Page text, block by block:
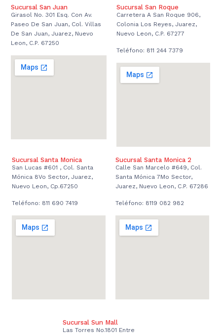
Sucursal San Juan
Girasol No. 301 Esq. Con Av.
Paseo De San Juan, Col. Villas
De San Juan, Juarez, Nuevo
Leon, C.P. 67250
Sucursal San Roque
Carretera A San Roque 906,
Colonia Los Reyes, Juarez,
Nuevo Leon, C.P. 67277
Teléfono: 811 244 7379
Sucursal Santa Monica
San Lucas #601 , Col. Santa
Mónica 8Vo Sector, Juarez,
Nuevo Leon, Cp.67250
Teléfono: 811 690 7419
Sucursal Santa Monica 2
Calle San Marcelo #649, Col.
Santa Mónica 7Mo Sector,
Juarez, Nuevo Leon, C.P. 67286
Teléfono: 8119 082 982
Sucursal Sun Mall
Las Torres No.1801 Entre